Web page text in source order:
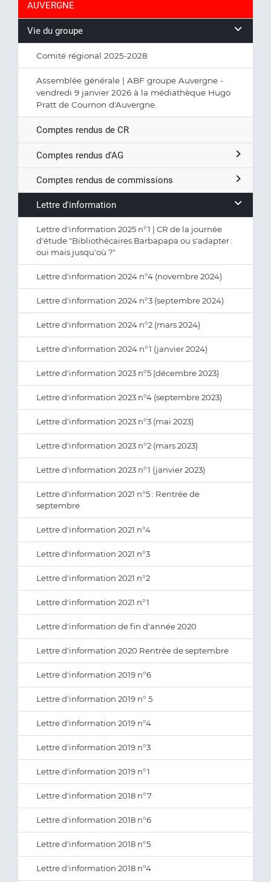
AUVERGNE
Vie du groupe
Comité régional 2025-2028
Assemblée générale | ABF groupe Auvergne -
vendredi 9 janvier 2026 à la médiathèque Hugo
Pratt de Cournon d'Auvergne.
Comptes rendus de CR
Comptes rendus d'AG
Comptes rendus de commissions
Lettre d'information
Lettre d'information 2025 n°1 | CR de la journée
d'étude "Bibliothécaires Barbapapa ou s'adapter :
oui mais jusqu'où ?"
Lettre d'information 2024 n°4 (novembre 2024)
Lettre d'information 2024 n°3 (septembre 2024)
Lettre d'information 2024 n°2 (mars 2024)
Lettre d'information 2024 n°1 (janvier 2024)
Lettre d'information 2023 n°5 (décembre 2023)
Lettre d'information 2023 n°4 (septembre 2023)
Lettre d'information 2023 n°3 (mai 2023)
Lettre d'information 2023 n°2 (mars 2023)
Lettre d'information 2023 n°1 (janvier 2023)
Lettre d'information 2021 n°5 : Rentrée de
septembre
Lettre d'information 2021 n°4
Lettre d'information 2021 n°3
Lettre d'information 2021 n°2
Lettre d'information 2021 n°1
Lettre d'information de fin d'année 2020
Lettre d'information 2020 Rentrée de septembre
Lettre d'information 2019 n°6
Lettre d'information 2019 n° 5
Lettre d'information 2019 n°4
Lettre d'information 2019 n°3
Lettre d'information 2019 n°1
Lettre d'information 2018 n°7
Lettre d'information 2018 n°6
Lettre d'information 2018 n°5
Lettre d'information 2018 n°4